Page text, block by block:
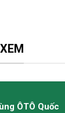
ÔTÔ Quốc